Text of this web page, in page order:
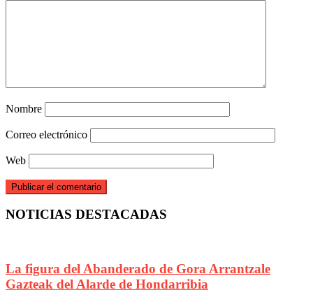
Nombre
Correo electrónico
Web
NOTICIAS DESTACADAS
La figura del Abanderado de Gora Arrantzale
Gazteak del Alarde de Hondarribia